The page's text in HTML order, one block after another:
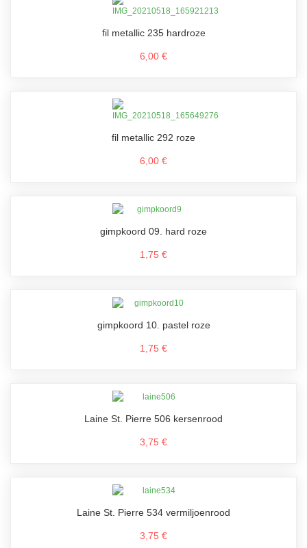
fil metallic 235 hardroze
6,00 €
fil metallic 292 roze
6,00 €
gimpkoord 09. hard roze
1,75 €
gimpkoord 10. pastel roze
1,75 €
Laine St. Pierre 506 kersenrood
3,75 €
Laine St. Pierre 534 vermiljoenrood
3,75 €